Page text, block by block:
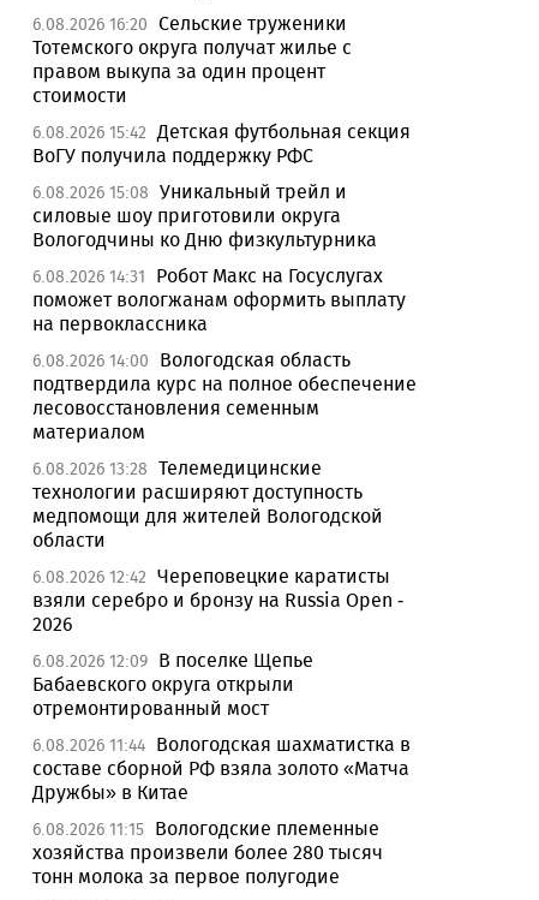
6.08.2026 16:20 Сельские труженики
Тотемского округа получат жилье с
правом выкупа за один процент
стоимости
6.08.2026 15:42 Детская футбольная секция
ВоГУ получила поддержку РФС
6.08.2026 15:08 Уникальный трейл и
силовые шоу приготовили округа
Вологодчины ко Дню физкультурника
6.08.2026 14:31
Робот Макс на Госуслугах
поможет вологжанам оформить выплату
на первоклассника
6.08.2026 14:00
Вологодская область
подтвердила курс на полное обеспечение
лесовосстановления семенным
материалом
6.08.2026 13:28 Телемедицинские
технологии расширяют доступность
медпомощи для жителей Вологодской
области
6.08.2026 12:42 Череповецкие каратисты
взяли серебро и бронзу на Russia Open -
2026
6.08.2026 12:09 В поселке Щепье
Бабаевского округа открыли
отремонтированный мост
6.08.2026 11:44 Вологодская шахматистка в
составе сборной РФ взяла золото «Матча
Дружбы» в Китае
6.08.2026 11:15 Вологодские племенные
хозяйства произвели более 280 тысяч
тонн молока за первое полугодие